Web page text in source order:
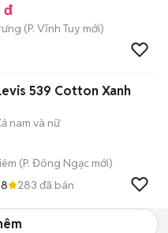
đ
(P. Vĩnh Tuy mới)
539 Cotton Xanh
nam và nữ
(P. Đông Ngạc mới)
283 đã bán